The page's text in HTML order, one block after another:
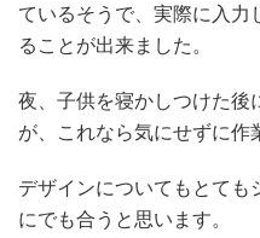
ているそうで、実際に入力
ることが出来ました。
夜、子供を寝かしつけた後
が、これなら気にせずに作
デザインについてもとても
にでも合うと思います。